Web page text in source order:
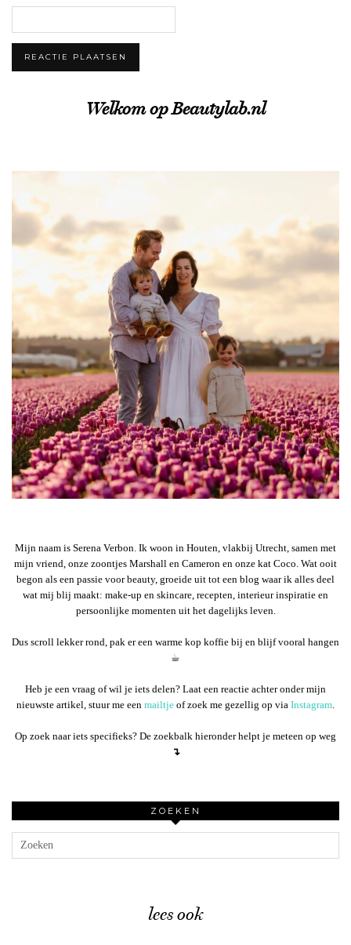
Welkom op Beautylab.nl
Mijn naam is Serena Verbon. Ik woon in Houten, vlakbij Utrecht, samen met
mijn vriend, onze zoontjes Marshall en Cameron en onze kat Coco. Wat ooit
begon als een passie voor beauty, groeide uit tot een blog waar ik alles deel
wat mij blij maakt: make-up en skincare, recepten, interieur inspiratie en
persoonlijke momenten uit het dagelijks leven.
Dus scroll lekker rond, pak er een warme kop koffie bij en blijf vooral hangen
☕︎
Heb je een vraag of wil je iets delen? Laat een reactie achter onder mijn
nieuwste artikel, stuur me een mailtje of zoek me gezellig op via Instagram
Op zoek naar iets specifieks? De zoekbalk hieronder helpt je meteen op weg
↴
ZOEKEN
lees ook